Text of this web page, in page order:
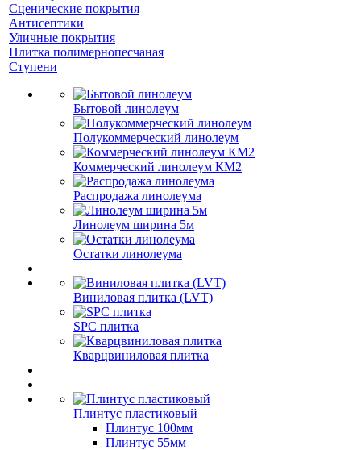
Сценические покрытия
Антисептики
Уличные покрытия
Плитка полимернопесчаная
Ступени
Бытовой линолеум
Полукоммерческий линолеум
Коммерческий линолеум КМ2
Распродажа линолеума
Линолеум ширина 5м
Остатки линолеума
Виниловая плитка (LVT)
SPC плитка
Кварцвиниловая плитка
Плинтус пластиковый
Плинтус 100мм
Плинтус 55мм